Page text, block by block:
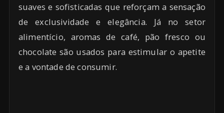
suaves e sofisticadas que reforçam a sensação
de exclusividade e elegância. Já no setor
alimentício, aromas de café, pão fresco ou
chocolate são usados para estimular o apetite
e a vontade de consumir.